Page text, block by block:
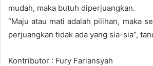
mudah, maka butuh diperjuangkan.
“Maju atau mati adalah pilihan, maka
perjuangkan tidak ada yang sia-sia”,
Kontributor : Fury Fariansyah